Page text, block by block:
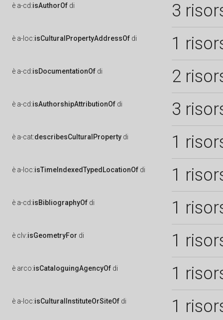
è a-cd:isAuthorOf di 3
è a-loc:isCulturalPropertyAddressOf di 1
è a-cd:isDocumentationOf di 2
è a-cd:isAuthorshipAttributionOf di 3
è a-cat:describesCulturalProperty di 1
è a-loc:isTimeIndexedTypedLocationOf di 1
è a-cd:isBibliographyOf di 1
è clv:isGeometryFor di 1
è arco:isCataloguingAgencyOf di 1
è a-loc:isCulturalInstituteOrSiteOf di 1